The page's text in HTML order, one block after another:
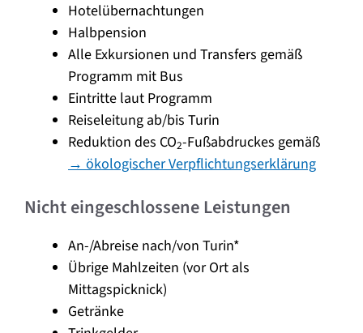
Hotelübernachtungen
Halbpension
Alle Exkursionen und Transfers gemäß
Programm mit Bus
Eintritte laut Programm
Reiseleitung ab/bis Turin
Reduktion des CO2-Fußabdruckes gemäß
→ ökologischer Verpflichtungserklärung
Nicht eingeschlossene Leistungen
An-/Abreise nach/von Turin*
Übrige Mahlzeiten (vor Ort als
Mittagspicknick)
Getränke